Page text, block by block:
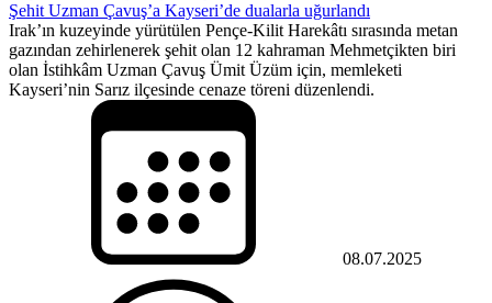
Şehit Uzman Çavuş’a Kayseri’de dualarla uğurlandı
Irak’ın kuzeyinde yürütülen Pençe-Kilit Harekâtı sırasında metan
gazından zehirlenerek şehit olan 12 kahraman Mehmetçikten biri
olan İstihkâm Uzman Çavuş Ümit Üzüm için, memleketi
Kayseri’nin Sarız ilçesinde cenaze töreni düzenlendi.
08.07.2025